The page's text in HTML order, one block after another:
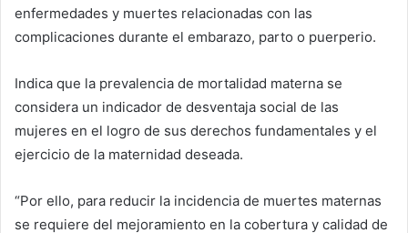
enfermedades y muertes relacionadas con las
complicaciones durante el embarazo, parto o puerperio.
Indica que la prevalencia de mortalidad materna se
considera un indicador de desventaja social de las
mujeres en el logro de sus derechos fundamentales y el
ejercicio de la maternidad deseada.
“Por ello, para reducir la incidencia de muertes maternas
se requiere del mejoramiento en la cobertura y calidad de